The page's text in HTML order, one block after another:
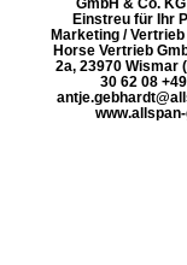
Einstreu für Ihr
Marketing /
Horse Vertrieb
2a, 23970 Wismar
30 62 08